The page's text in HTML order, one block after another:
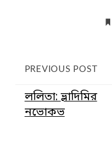
PREVIOUS POST
ললিতা: ভ্লাদিমির
নভোকভ